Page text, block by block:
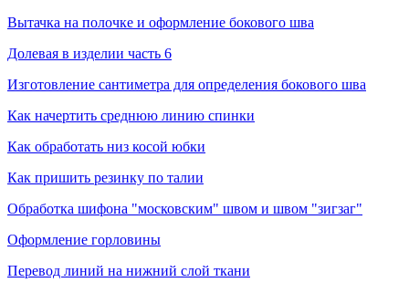
Вытачка на полочке и оформление бокового шва
Долевая в изделии часть 6
Изготовление сантиметра для определения бокового шва
Как начертить среднюю линию спинки
Как обработать низ косой юбки
Как пришить резинку по талии
Обработка шифона "московским" швом и швом "зигзаг"
Оформление горловины
Перевод линий на нижний слой ткани